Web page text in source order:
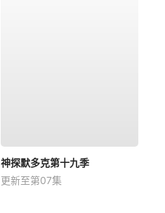
神探默多克第十九季
更新至第07集